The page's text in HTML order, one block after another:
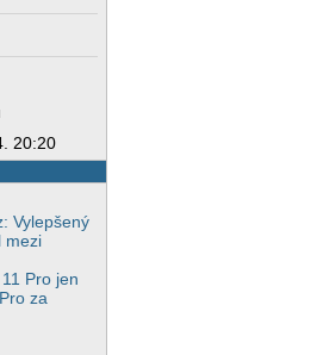
20:20
Vylepšený
mezi
Pro jen
za